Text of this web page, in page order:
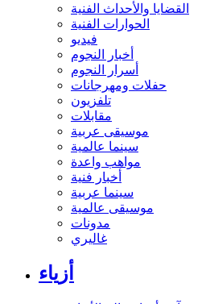
القضايا والأحداث الفنية
الحوارات الفنية
فيديو
أخبار النجوم
أسرار النجوم
حفلات ومهرجانات
تلفزيون
مقابلات
موسيقى عربية
سينما عالمية
مواهب واعدة
أخبار فنية
سينما عربية
موسيقى عالمية
مدونات
غاليري
أزياء